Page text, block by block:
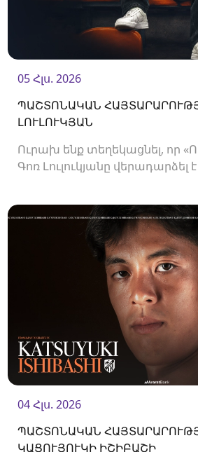
05 Հլս. 2026
ՊԱՇՏՈՆԱԿԱՆ
ԼՈՒԼՈՒԿՅԱՆ
Ուրախ ենք տեղեկացնել, որ
Գոռ Լուլուկյանը
04 Հլս. 2026
ՊԱՇՏՈՆԱԿԱՆ
ԿԱՑՈՒՅՈՒԿԻ ԻՇԻԲԱՇԻ